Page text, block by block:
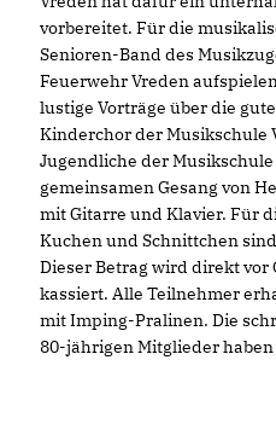
vorbereitet. Für die
Senioren-Band des
Feuerwehr Vreden
lustige Vorträge über die
Kinderchor der Musikschule
Jugendliche der
gemeinsamen Gesang von
mit Gitarre und Klavier. Für
Kuchen und Schnittchen
Dieser Betrag wird direkt vor
kassiert. Alle Teilnehmer
mit Imping-Pralinen. Die
80-jährigen Mitglieder